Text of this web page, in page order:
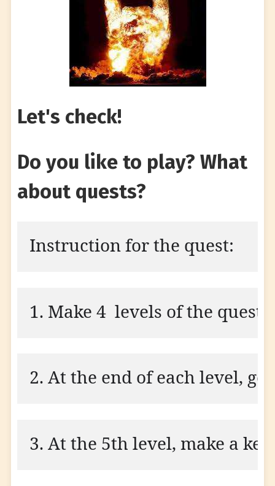
Let's check!
Do you like to play? What
about quests?
Instruction for the quest:
1. Make 4  levels of the quest
2. At the end of each level,
3. At the 5th level, make a